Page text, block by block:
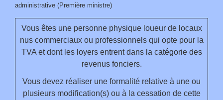
administrative (Première ministre)
Vous êtes une personne physique loueur de locaux
nus commerciaux ou professionnels qui opte pour la
TVA et dont les loyers entrent dans la catégorie des
revenus fonciers.
Vous devez réaliser une formalité relative à une ou
plusieurs modification(s) ou à la cessation de cette